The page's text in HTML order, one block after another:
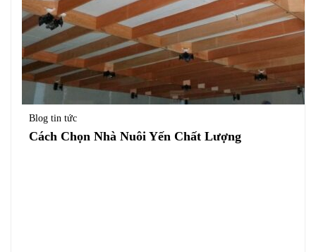
Blog tin tức
Cách Chọn Nhà Nuôi Yến Chất Lượng